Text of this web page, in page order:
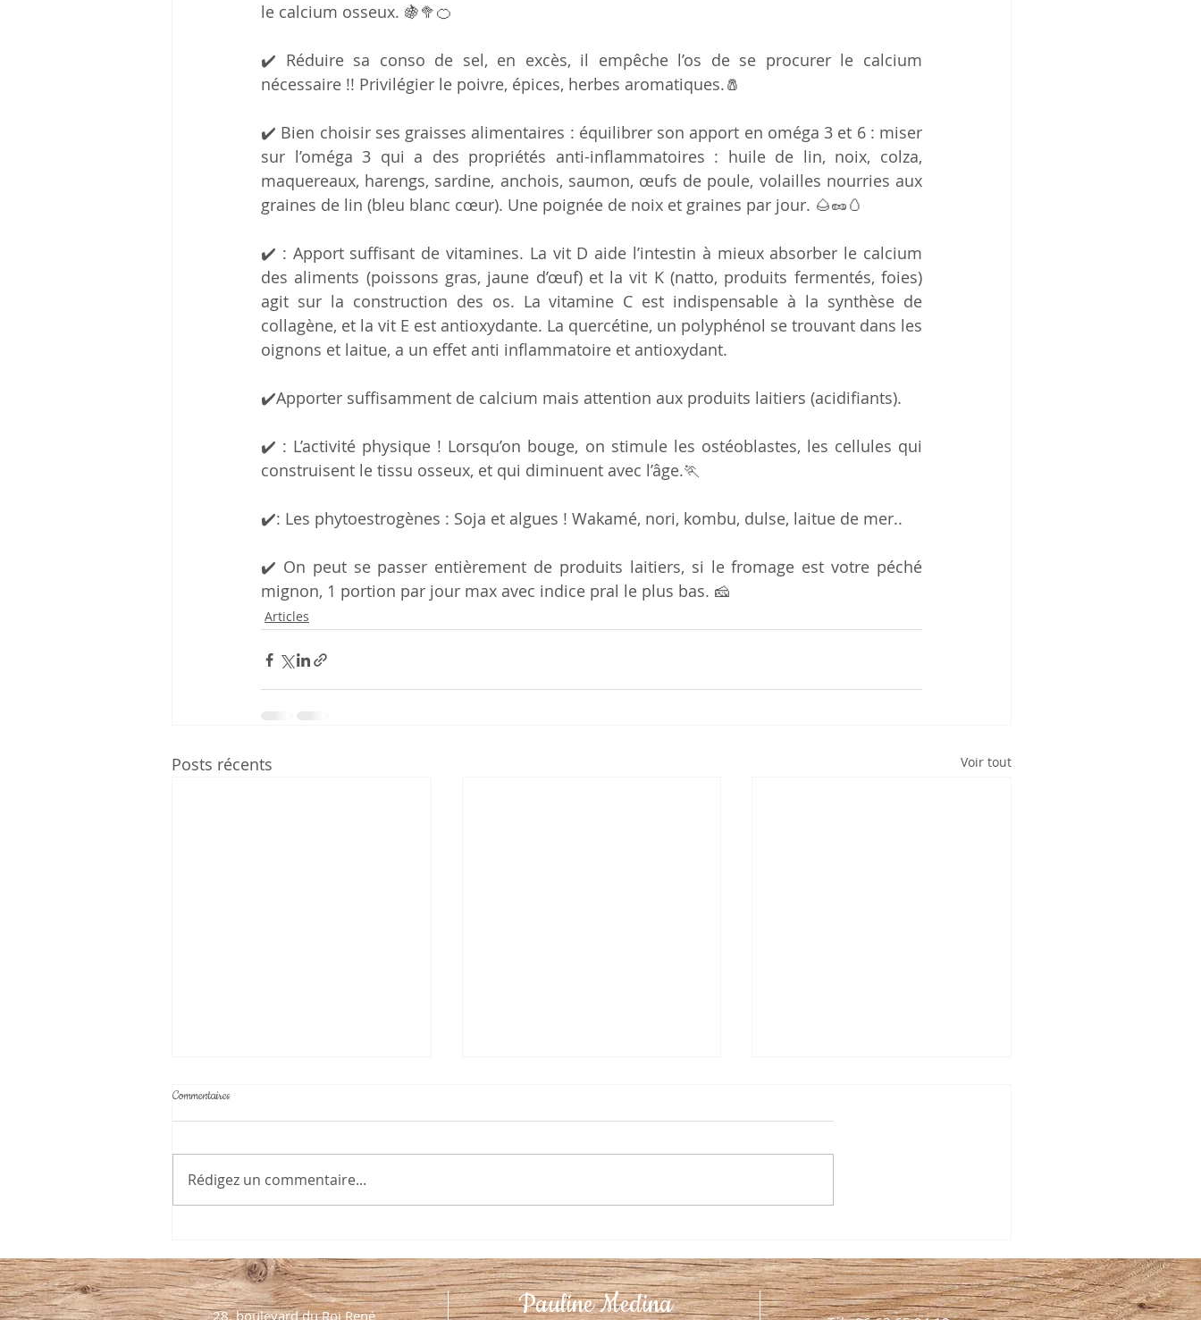
le calcium osseux. 🍇🥦🍊
✔️ Réduire sa conso de sel, en excès, il empêche l’os de se procurer le calcium
nécessaire !! Privilégier le poivre, épices, herbes aromatiques.🧂
✔️ Bien choisir ses graisses alimentaires : équilibrer son apport en oméga 3 et 6 : miser
sur l’oméga 3 qui a des propriétés anti-inflammatoires : huile de lin, noix, colza,
maquereaux, harengs, sardine, anchois, saumon, œufs de poule, volailles nourries aux
graines de lin (bleu blanc cœur). Une poignée de noix et graines par jour. 🌰🥜🥚
✔️ : Apport suffisant de vitamines. La vit D aide l’intestin à mieux absorber le calcium
des aliments (poissons gras, jaune d’œuf) et la vit K (natto, produits fermentés, foies)
agit sur la construction des os. La vitamine C est indispensable à la synthèse de
collagène, et la vit E est antioxydante. La quercétine, un polyphénol se trouvant dans les
oignons et laitue, a un effet anti inflammatoire et antioxydant.
✔️Apporter suffisamment de calcium mais attention aux produits laitiers (acidifiants).
✔️ : L’activité physique ! Lorsqu’on bouge, on stimule les ostéoblastes, les cellules qui
construisent le tissu osseux, et qui diminuent avec l’âge.🏃
✔️: Les phytoestrogènes : Soja et algues ! Wakamé, nori, kombu, dulse, laitue de mer..
✔️ On peut se passer entièrement de produits laitiers, si le fromage est votre péché
mignon, 1 portion par jour max avec indice pral le plus bas. 🧀
Articles
Posts récents Voir tout
Par quoi remplacer la viande ?
Commentaires
Rédigez un commentaire...
28, boulevard du Roi René Pauline Medina